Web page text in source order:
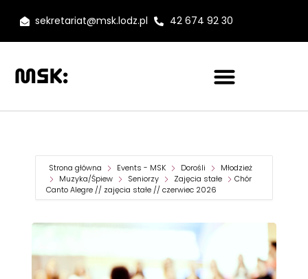
sekretariat@msk.lodz.pl 42 674 92 30
Strona główna Events - MSK Dorośli
Młodzież
Muzyka/Śpiew
Seniorzy Zajęcia stałe
Chór
Canto Alegre // zajęcia stałe // czerwiec 2026